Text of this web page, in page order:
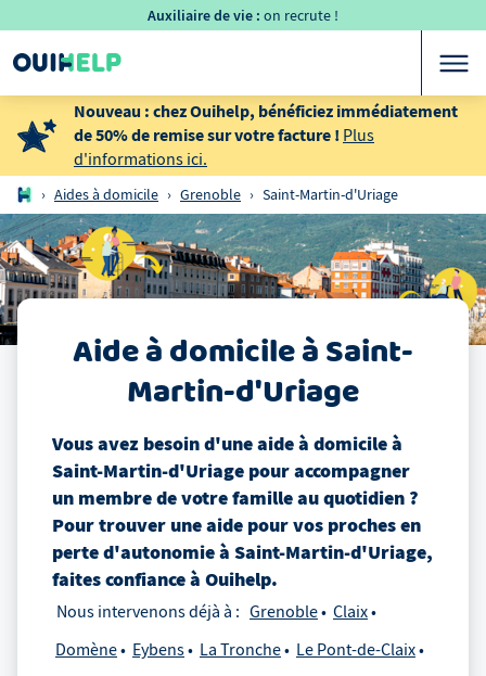
Auxiliaire de vie : on recrute !
Nouveau : chez Ouihelp, bénéficiez immédiatement
de 50% de remise sur votre facture ! Plus
d'informations ici.
› Aides à domicile › Grenoble › Saint-Martin-d'Uriage
Aide à domicileàSaint-
Martin-d'Uriage
Vous avez besoin d'une aide à domicileà
Saint-Martin-d'Uriage pour accompagner
un membre de votre famille au quotidien ?
Pour trouver une aide pour vos proches en
perte d'autonomieà Saint-Martin-d'Uriage,
faites confiance à Ouihelp.
Nous intervenons déjà à : Grenoble
Claix
Domène
Eybens La Tronche
Le Pont-de-Claix